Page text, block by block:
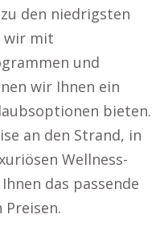
den niedrigsten
wir mit
und
wir Ihnen ein
bieten.
an den Strand, in
Wellness-
das passende